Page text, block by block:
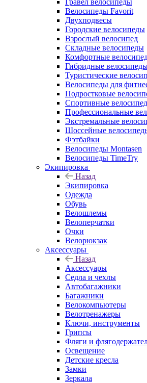
Гравел велосипеды
Велосипеды Favorit
Двухподвесы
Городские велосипеды
Взрослый велосипед
Складные велосипеды
Комфортные
Гибридные
Туристические
Велосипеды для
Подростковые
Спортивные
Профессиональные
Экстремальные
Шоссейные
Фэтбайки
Велосипеды Montasen
Велосипеды TimeTry
Экипировка
Назад
Экипировка
Одежда
Обувь
Велошлемы
Велоперчатки
Очки
Велорюкзак
Аксессуары
Назад
Аксессуары
Седла и чехлы
Автобагажники
Багажники
Велокомпьютеры
Велотренажеры
Ключи, инструменты
Грипсы
Фляги и
Освещение
Детские кресла
Замки
Зеркала